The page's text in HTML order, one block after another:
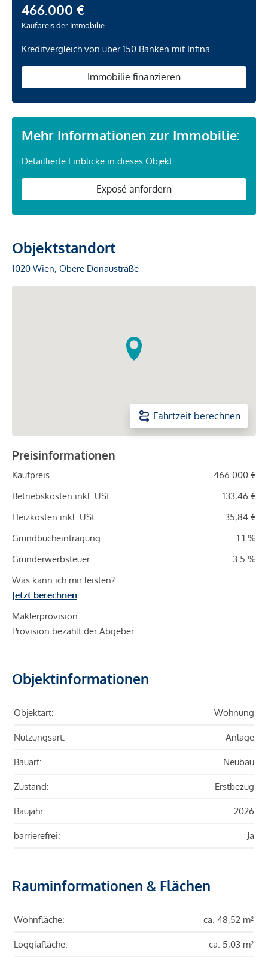
466.000 €
Kaufpreis der Immobilie
Kreditvergleich von über 150 Banken mit Infina.
Immobilie finanzieren
Mehr Informationen zur Immobilie:
Detaillierte Einblicke in dieses Objekt.
Exposé anfordern
Objektstandort
1020 Wien, Obere Donaustraße
Fahrtzeit berechnen
Preisinformationen
Kaufpreis
466.000 €
Betriebskosten inkl. USt.
133,46 €
Heizkosten inkl. USt.
35,84 €
Grundbucheintragung:
1.1 %
Grunderwerbsteuer:
3.5 %
Was kann ich mir leisten?
Jetzt berechnen
Maklerprovision:
Provision bezahlt der Abgeber.
Objektinformationen
Objektart: Wohnung
Nutzungsart: Anlage
Bauart: Neubau
Zustand: Erstbezug
Baujahr: 2026
barrierefrei: Ja
Rauminformationen & Flächen
Wohnfläche: ca. 48,52 m²
Loggiafläche: ca. 5,03 m²